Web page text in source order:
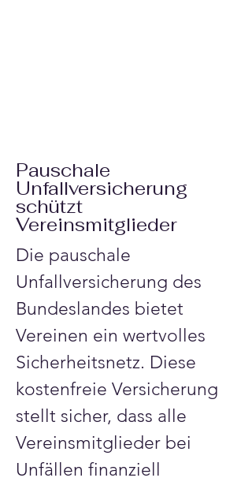
Pauschale
Unfallversicherung
schützt
Vereinsmitglieder
Die pauschale
Unfallversicherung des
Bundeslandes bietet
Vereinen ein wertvolles
Sicherheitsnetz. Diese
kostenfreie Versicherung
stellt sicher, dass alle
Vereinsmitglieder bei
Unfällen finanziell